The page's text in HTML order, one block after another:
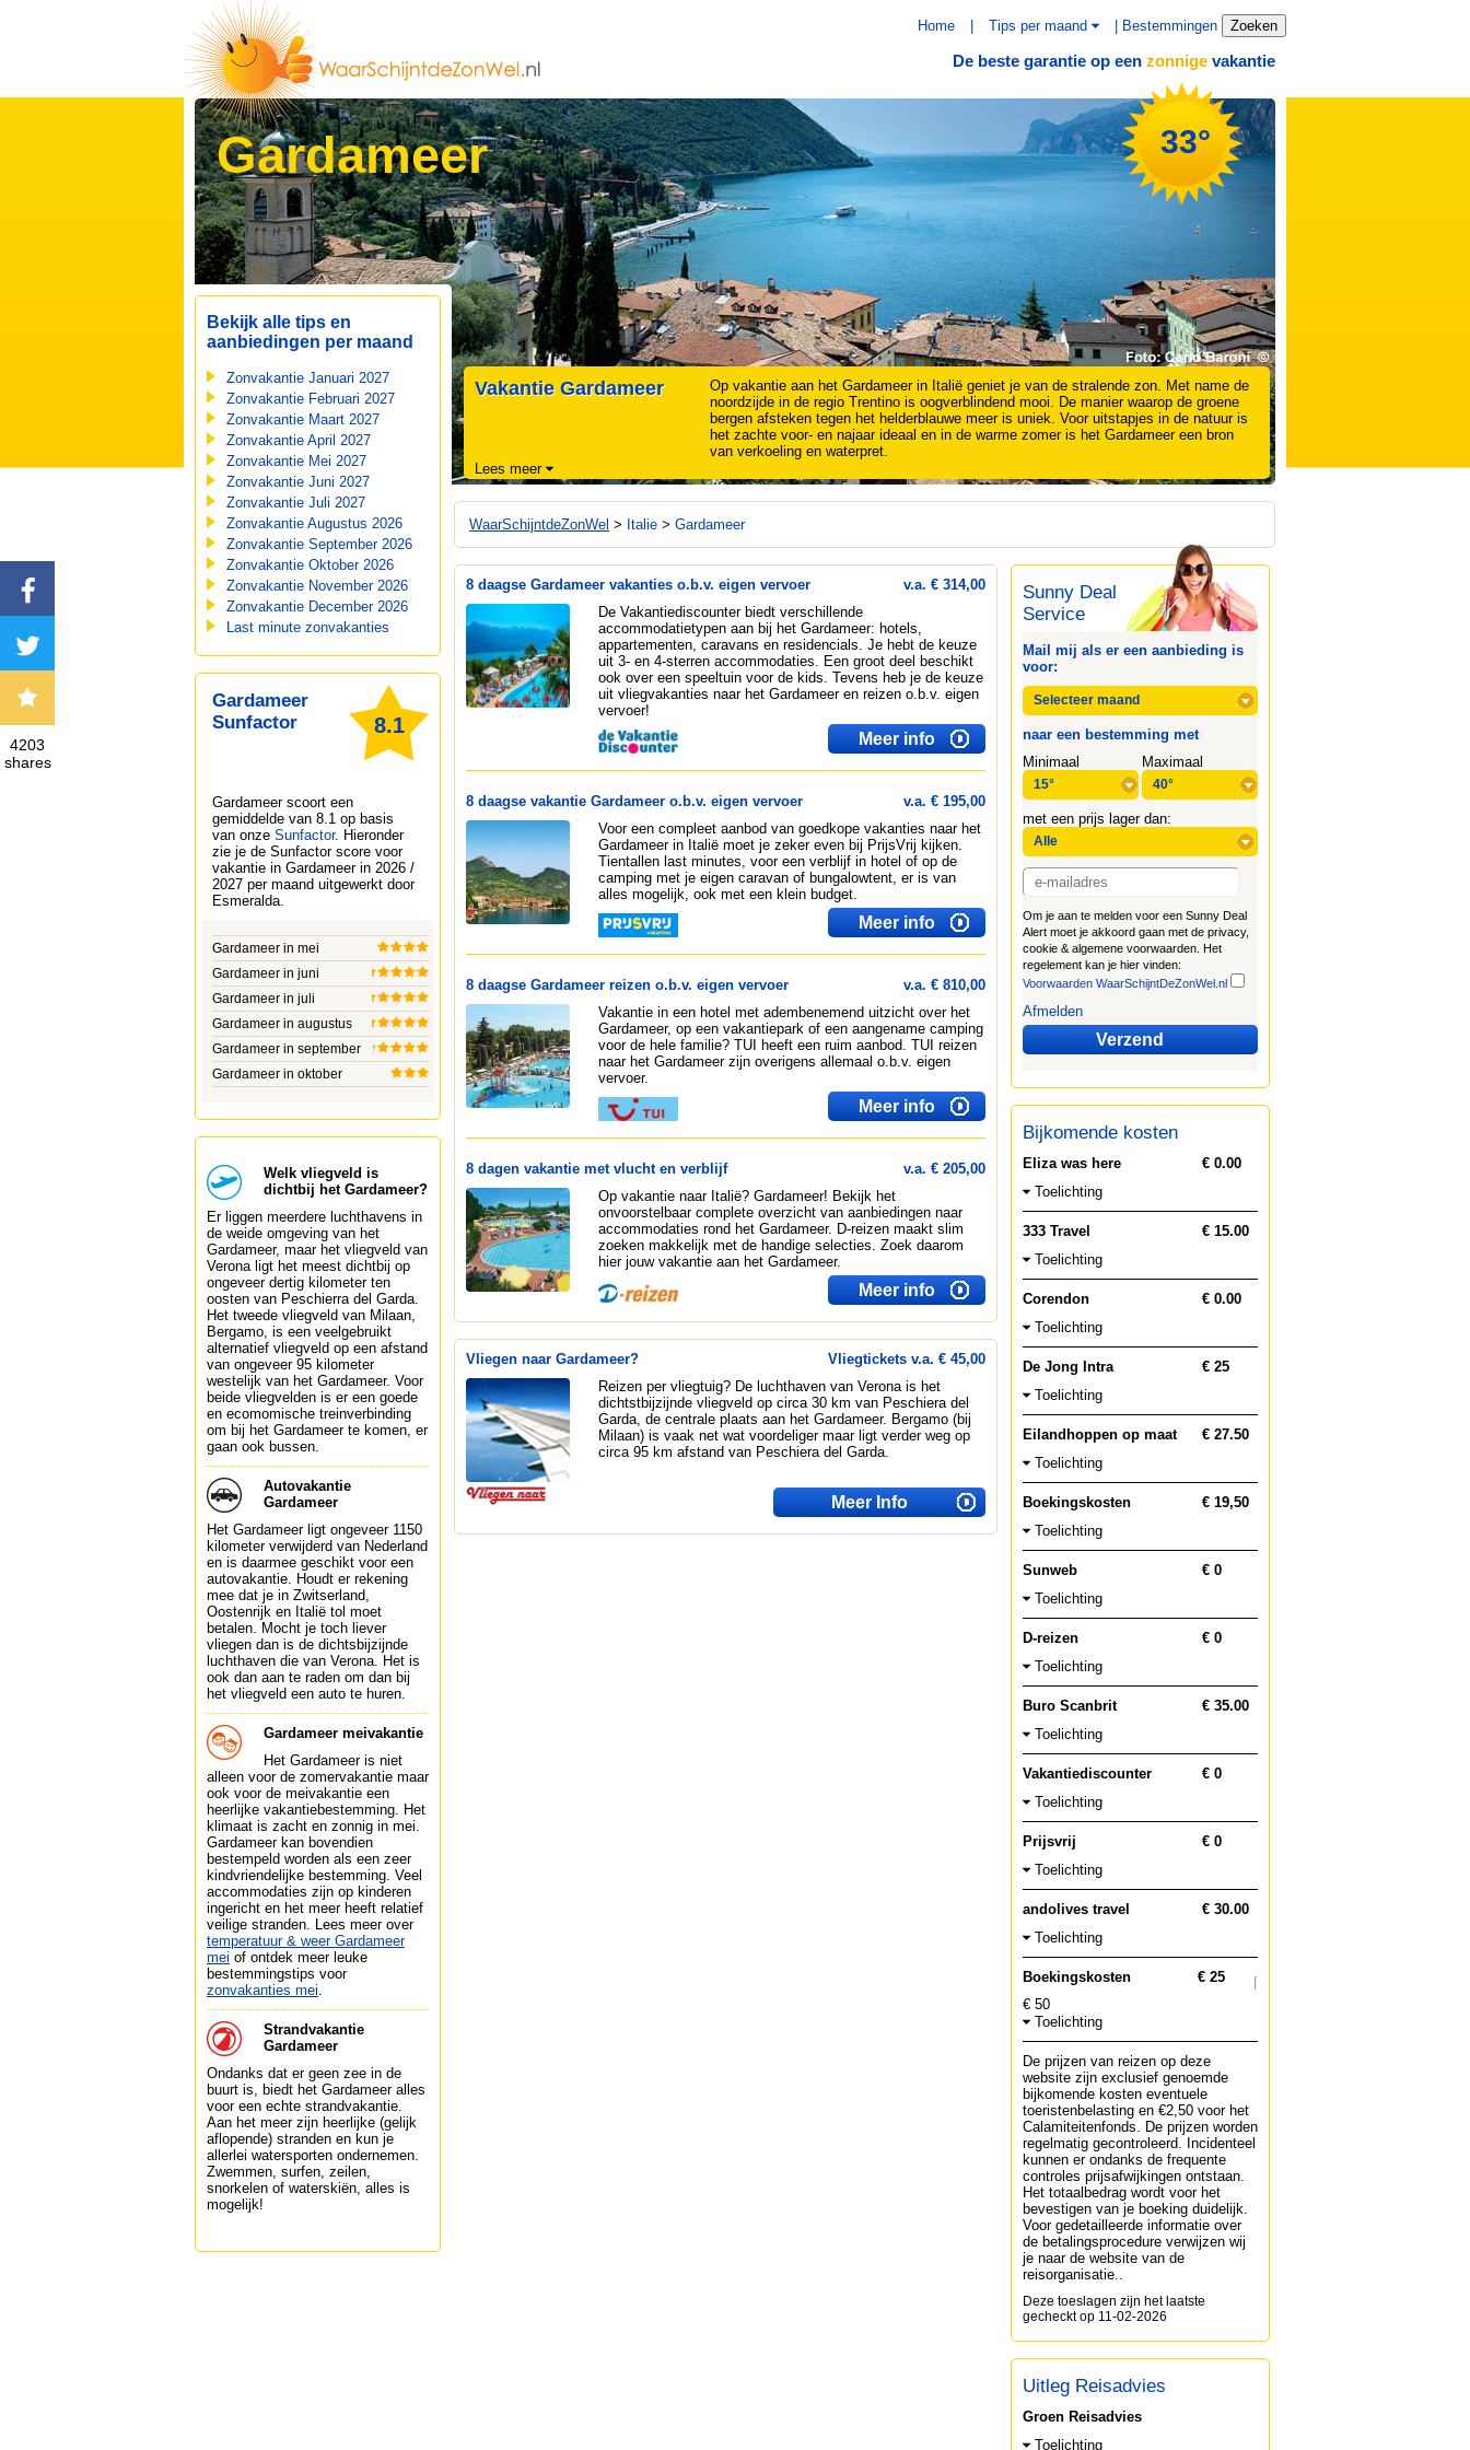
Home Tips per maand Bestemmingen Zoeken
De beste garantie op een zonnige vakantie
33°
Gardameer
Vakantie Gardameer
Op vakantie aan het Gardameer in Italië geniet je van de stralende zon. Met name de
noordzijde in de regio Trentino is oogverblindend mooi. De manier waarop de groene
bergen afsteken tegen het helderblauwe meer is uniek. Voor uitstapjes in de natuur is
het zachte voor- en najaar ideaal en in de warme zomer is het Gardameer een bron
van verkoeling en waterpret.
Lees meer
Bekijk alle tips en
aanbiedingen per maand
Zonvakantie Januari 2027
Zonvakantie Februari 2027
Zonvakantie Maart 2027
Zonvakantie April 2027
Zonvakantie Mei 2027
Zonvakantie Juni 2027
Zonvakantie Juli 2027
Zonvakantie Augustus 2026
Zonvakantie September 2026
Zonvakantie Oktober 2026
Zonvakantie November 2026
Zonvakantie December 2026
Last minute zonvakanties
Gardameer
Sunfactor
8.1
Gardameerscoort een
gemiddelde van 8.1 op basis
van onze Sunfactor. Hieronder
zie je de Sunfactor score voor
vakantie in Gardameer in 2026 /
2027 per maand uitgewerkt door
Esmeralda.
Gardameer in mei
Gardameer in juni
Gardameer in juli
Gardameer in augustus
Gardameer in september
Gardameer in oktober
Welk vliegveld is
dichtbij het Gardameer?
Er liggen meerdere luchthavens in
de weide omgeving van het
Gardameer, maar het vliegveld van
Verona ligt het meest dichtbij op
ongeveer dertig kilometer ten
oosten van Peschierra del Garda.
Het tweede vliegveld van Milaan,
Bergamo, is een veelgebruikt
alternatief vliegveld op een afstand
van ongeveer 95 kilometer
westelijk van het Gardameer. Voor
beide vliegvelden is er een goede
en ecomomische treinverbinding
om bij het Gardameer te komen, er
gaan ook bussen.
Autovakantie
Gardameer
Het Gardameer ligt ongeveer 1150
kilometer verwijderd van Nederland
en is daarmee geschikt voor een
autovakantie. Houdt er rekening
mee dat je in Zwitserland,
Oostenrijk en Italië tol moet
betalen. Mocht je toch liever
vliegen dan is de dichtsbijzijnde
luchthaven die van Verona. Het is
ook dan aan te raden om dan bij
het vliegveld een auto te huren.
Gardameer meivakantie
Het Gardameer is niet
alleen voor de zomervakantie maar
ook voor de meivakantie een
heerlijke vakantiebestemming. Het
klimaat is zacht en zonnig in mei.
Gardameer kan bovendien
bestempeld worden als een zeer
kindvriendelijke bestemming. Veel
accommodaties zijn op kinderen
ingericht en het meer heeft relatief
veilige stranden. Lees meer over
temperatuur & weer Gardameer
mei of ontdek meer leuke
bestemmingstips voor
zonvakanties mei.
Strandvakantie
Gardameer
Ondanks dat er geen zee in de
buurt is, biedt het Gardameer alles
voor een echte strandvakantie.
Aan het meer zijn heerlijke (gelijk
aflopende) stranden en kun je
allerlei watersporten ondernemen.
Zwemmen, surfen, zeilen,
snorkelen of waterskiën, alles is
mogelijk!
WaarSchijntdeZonWel > Italie > Gardameer
8 daagse Gardameer vakanties o.b.v. eigen vervoer
v.a. € 314,00
De Vakantiediscounter biedt verschillende
accommodatietypen aan bij het Gardameer: hotels,
appartementen, caravans en residencials. Je hebt de keuze
uit 3- en 4-sterren accommodaties. Een groot deel beschikt
ook over een speeltuin voor de kids. Tevens heb je de keuze
uit vliegvakanties naar het Gardameer en reizen o.b.v. eigen
vervoer!
Meer info
8 daagse vakantie Gardameer o.b.v. eigen vervoer
v.a. € 195,00
Voor een compleet aanbod van goedkope vakanties naar het
Gardameer in Italië moet je zeker even bij PrijsVrij kijken.
Tientallen last minutes, voor een verblijf in hotel of op de
camping met je eigen caravan of bungalowtent, er is van
alles mogelijk, ook met een klein budget.
Meer info
8 daagse Gardameer reizen o.b.v. eigen vervoer
v.a. € 810,00
Vakantie in een hotel met adembenemend uitzicht over het
Gardameer, op een vakantiepark of een aangename camping
voor de hele familie? TUI heeft een ruim aanbod. TUI reizen
naar het Gardameer zijn overigens allemaal o.b.v. eigen
vervoer.
Meer info
8 dagen vakantie met vlucht en verblijf
v.a. € 205,00
Op vakantie naar Italië? Gardameer! Bekijk het
onvoorstelbaar complete overzicht van aanbiedingen naar
accommodaties rond het Gardameer. D-reizen maakt slim
zoeken makkelijk met de handige selecties. Zoek daarom
hier jouw vakantie aan het Gardameer.
Meer info
Vliegen naar Gardameer?
Vliegtickets v.a. € 45,00
Reizen per vliegtuig? De luchthaven van Verona is het
dichtstbijzijnde vliegveld op circa 30 km van Peschiera del
Garda, de centrale plaats aan het Gardameer. Bergamo (bij
Milaan) is vaak net wat voordeliger maar ligt verder weg op
circa 95 km afstand van Peschiera del Garda.
Meer Info
Sunny Deal
Service
Mail mij als er een aanbieding is
voor:
naar een bestemming met
Minimaal
Maximaal
met een prijs lager dan:
Om je aan te melden voor een Sunny Deal
Alert moet je akkoord gaan met de privacy,
cookie & algemene voorwaarden. Het
regelement kan je hier vinden:
Voorwaarden WaarSchijntDeZonWel.nl
Afmelden
Verzend
Bijkomende kosten
Eliza was here
€ 0.00
Toelichting
333 Travel
€ 15.00
Toelichting
Corendon
€ 0.00
Toelichting
De Jong Intra
€ 25
Toelichting
Eilandhoppen op maat
€ 27.50
Toelichting
Boekingskosten
€ 19,50
Toelichting
Sunweb
€ 0
Toelichting
D-reizen
€ 0
Toelichting
Buro Scanbrit
€ 35.00
Toelichting
Vakantiediscounter
€ 0
Toelichting
Prijsvrij
€ 0
Toelichting
andolives travel
€ 30.00
Toelichting
Boekingskosten
€ 25
€ 50
Toelichting
De prijzen van reizen op deze
website zijn exclusief genoemde
bijkomende kosten eventuele
toeristenbelasting en €2,50 voor het
Calamiteitenfonds. De prijzen worden
regelmatig gecontroleerd. Incidenteel
kunnen er ondanks de frequente
controles prijsafwijkingen ontstaan.
Het totaalbedrag wordt voor het
bevestigen van je boeking duidelijk.
Voor gedetailleerde informatie over
de betalingsprocedure verwijzen wij
je naar de website van de
reisorganisatie..
Deze toeslagen zijn het laatste
gecheckt op 11-02-2026
Uitleg Reisadvies
Groen Reisadvies
Toelichting
4203
shares